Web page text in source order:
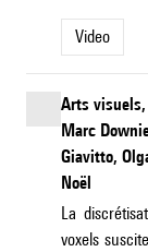
Video
Arts
Marc
Giavitto,
Noël
La
voxels